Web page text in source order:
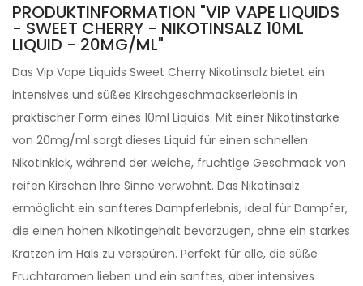
PRODUKTINFORMATION "VIP VAPE LIQUIDS
- SWEET CHERRY - NIKOTINSALZ 10ML
LIQUID - 20MG/ML"
Das Vip Vape Liquids Sweet Cherry Nikotinsalz bietet ein
intensives und süßes Kirschgeschmackserlebnis in
praktischer Form eines 10ml Liquids. Mit einer Nikotinstärke
von 20mg/ml sorgt dieses Liquid für einen schnellen
Nikotinkick, während der weiche, fruchtige Geschmack von
reifen Kirschen Ihre Sinne verwöhnt. Das Nikotinsalz
ermöglicht ein sanfteres Dampferlebnis, ideal für Dampfer,
die einen hohen Nikotingehalt bevorzugen, ohne ein starkes
Kratzen im Hals zu verspüren. Perfekt für alle, die süße
Fruchtaromen lieben und ein sanftes, aber intensives